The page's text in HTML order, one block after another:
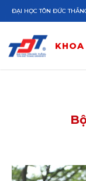
Skip to main content
ĐẠI HỌC TÔN ĐỨC